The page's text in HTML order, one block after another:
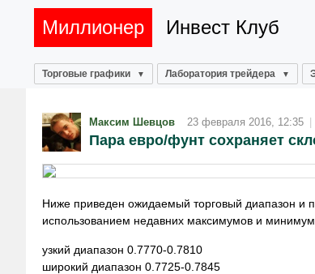
Миллионер Инвест Клуб
Торговые графики Лаборатория трейдера
Максим Шевцов 23 февраля 2016, 12:35 |
Пара евро/фунт сохраняет
Ниже приведен ожидаемый торговый диапазон и
использованием недавних максимумов и
узкий диапазон 0.7770-0.7810
широкий диапазон 0.7725-0.7845